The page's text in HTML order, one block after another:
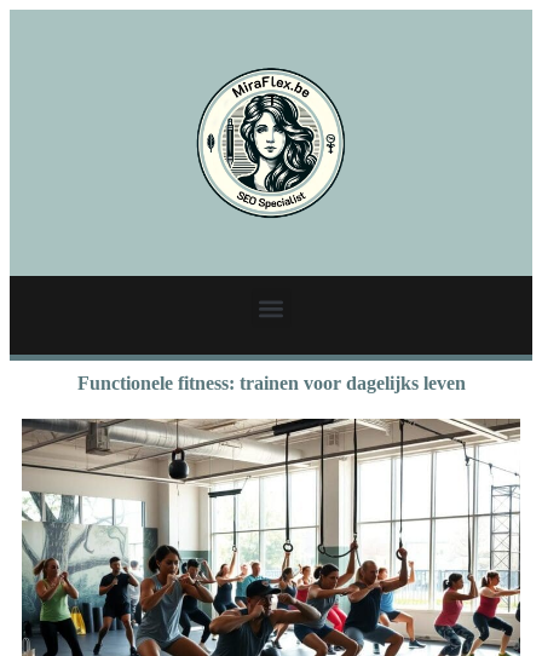
Functionele fitness: trainen voor dagelijks leven